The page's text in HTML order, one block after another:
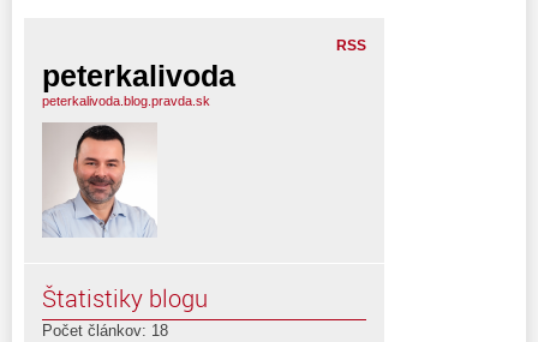
RSS
peterkalivoda
peterkalivoda.blog.pravda.sk
Štatistiky blogu
Počet článkov: 18